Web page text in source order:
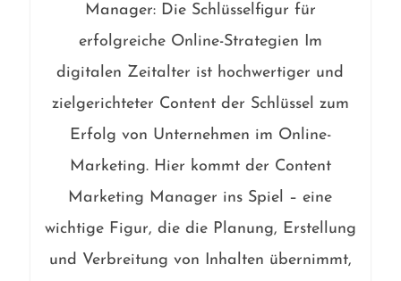
Manager: Die Schlüsselfigur für
erfolgreiche Online-Strategien Im
digitalen Zeitalter ist hochwertiger und
zielgerichteter Content der Schlüssel zum
Erfolg von Unternehmen im Online-
Marketing. Hier kommt der Content
Marketing Manager ins Spiel – eine
wichtige Figur, die die Planung, Erstellung
und Verbreitung von Inhalten übernimmt,